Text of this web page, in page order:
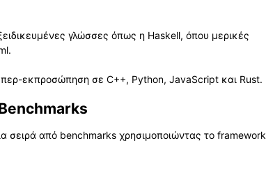
γλώσσες όπως η Haskell, όπου μερικές
εκπροσώπηση σε C++, Python, JavaScript και Rust.
σειρά από benchmarks χρησιμοποιώντας το framework